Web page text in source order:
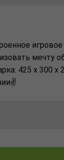
мечту
425 х 300